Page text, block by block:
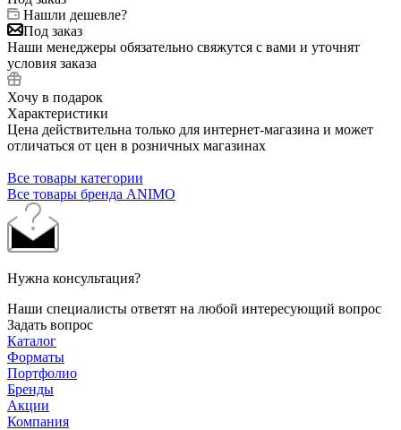
Нашли дешевле?
Под заказ
Наши менеджеры обязательно свяжутся с вами и уточнят
условия заказа
Хочу в подарок
Характеристики
Цена действительна только для интернет-магазина и может
отличаться от цен в розничных магазинах
Все товары категории
Все товары бренда ANIMO
Нужна консультация?
Наши специалисты ответят на любой интересующий вопрос
Задать вопрос
Каталог
Форматы
Портфолио
Бренды
Акции
Компания